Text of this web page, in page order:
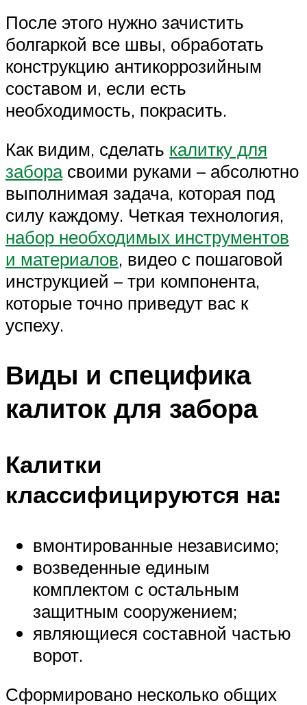
После этого нужно зачистить
болгаркой все швы, обработать
конструкцию антикоррозийным
составом и, если есть
необходимость, покрасить.
Как видим, сделать калитку для
заборасвоими руками – абсолютно
выполнимая задача, которая под
силу каждому. Четкая технология,
набор необходимых инструментов
и материалов, видео с пошаговой
инструкцией – три компонента,
которые точно приведут вас к
успеху.
Виды и специфика
калиток для забора
Калитки
классифицируются на:
вмонтированные независимо;
возведенные единым
комплектом с остальным
защитным сооружением;
являющиеся составной частью
ворот.
Сформировано несколько общих